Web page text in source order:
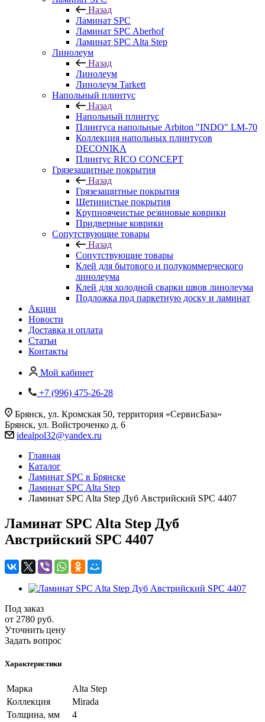
Назад
Ламинат SPC
Ламинат SPC Aberhof
Ламинат SPC Alta Step
Линолеум
Назад
Линолеум
Линолеум Tarkett
Напольный плинтус
Назад
Напольный плинтус
Плинтуса напольные Arbiton "INDO" LM-70
Коллекция напольных плинтусов
DECONIKA
Плинтус RICO CONCEPT
Грязезащитные покрытия
Назад
Грязезащитные покрытия
Щетинистые покрытия
Крупноячеистые резиновые коврики
Придверные коврики
Сопутствующие товары
Назад
Сопутствующие товары
Клей для бытового и полукоммерческого
линолеума
Клей для холодной сварки швов линолеума
Подложка под паркетную доску и ламинат
Акции
Новости
Доставка и оплата
Статьи
Контакты
Мой кабинет
+7 (996) 475-26-28
Брянск, ул. Кромская 50, территория «СервисБаза»
Брянск, ул. Войстроченко д. 6
idealpol32@yandex.ru
Главная
Каталог
Ламинат SPC в Брянске
Ламинат SPC Alta Step
Ламинат SPC Alta Step Дуб Австрийский SPC 4407
Ламинат SPC Alta Step Дуб
Австрийский SPC 4407
Под заказ
от 2780 руб.
Уточнить цену
Задать вопрос
Характеристики
Марка
Alta Step
Коллекция
Mirada
Толщина, мм
4